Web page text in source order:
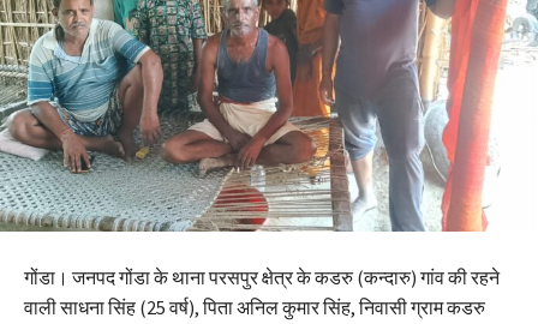
गोंडा। जनपद गोंडा के थाना परसपुर क्षेत्र के कडरु (कन्दारु) गांव की रहने
वाली साधना सिंह (25 वर्ष), पिता अनिल कुमार सिंह, निवासी ग्राम कडरु